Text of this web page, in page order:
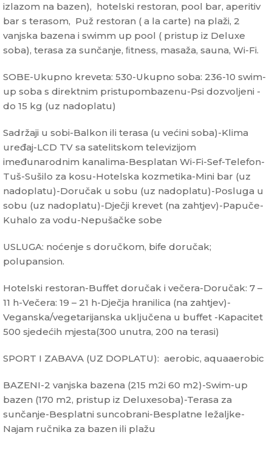
izlazom na bazen), hotelski restoran, pool bar, aperitiv
bar s terasom, Puž restoran ( a la carte) na plaži, 2
vanjska bazena i swimm up pool ( pristup iz Deluxe
soba), terasa za sunčanje, ﬁtness, masaža, sauna, Wi-Fi.
SOBE-Ukupno kreveta: 530-Ukupno soba: 236-10 swim-
up soba s direktnim pristupombazenu-Psi dozvoljeni -
do 15 kg (uz nadoplatu)
Sadržaji u sobi-Balkon ili terasa (u većini soba)-Klima
uređaj-LCD TV sa satelitskom televizijom
imeđunarodnim kanalima-Besplatan Wi-Fi-Sef-Telefon-
Tuš-Sušilo za kosu-Hotelska kozmetika-Mini bar (uz
nadoplatu)-Doručak u sobu (uz nadoplatu)-Posluga u
sobu (uz nadoplatu)-Dječji krevet (na zahtjev)-Papuče-
Kuhalo za vodu-Nepušačke sobe
USLUGA: noćenje s doručkom, bife doručak;
polupansion.
Hotelski restoran-Buffet doručak i večera-Doručak: 7 –
11 h-Večera: 19 – 21 h-Dječja hranilica (na zahtjev)-
Veganska/vegetarijanska uključena u buffet -Kapacitet
500 sjedećih mjesta(300 unutra, 200 na terasi)
SPORT I ZABAVA (UZ DOPLATU): aerobic, aquaaerobic
BAZENI-2 vanjska bazena (215 m2i 60 m2)-Swim-up
bazen (170 m2, pristup iz Deluxesoba)-Terasa za
sunčanje-Besplatni suncobrani-Besplatne ležaljke-
Najam ručnika za bazen ili plažu